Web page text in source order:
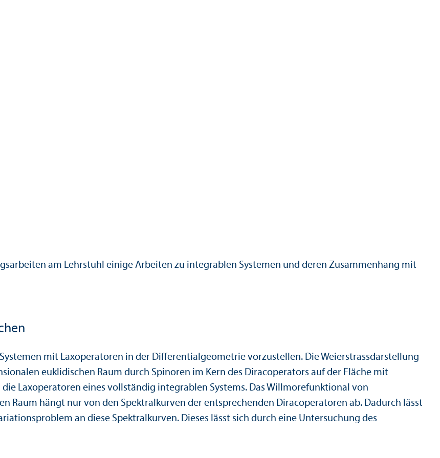
am Lehrstuhl einige Arbeiten zu integrablen Systemen und deren Zusammenhang mit
mit Laxoperatoren in der Differentialgeometrie vorzustellen. Die Weierstrassdarstellung
euklidischen Raum durch Spinoren im Kern des Diracoperators auf der Fläche mit
Laxoperatoren eines vollständig integrablen Systems. Das Willmorefunktional von
Raum hängt nur von den Spektralkurven der entsprechenden Diracoperatoren ab. Dadurch lässt
an diese Spektralkurven. Dieses lässt sich durch eine Untersuchung des